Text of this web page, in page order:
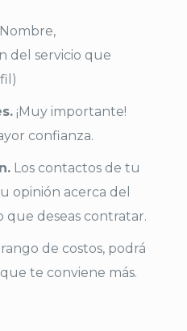
del servicio que
¡Muy importante!
confianza.
Los contactos de tu
opinión acerca del
deseas contratar.
de costos, podrá
te conviene más.